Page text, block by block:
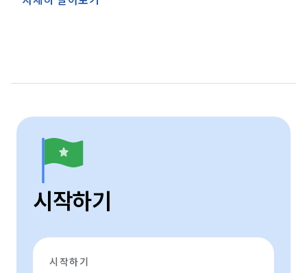
시작하기
시작하기